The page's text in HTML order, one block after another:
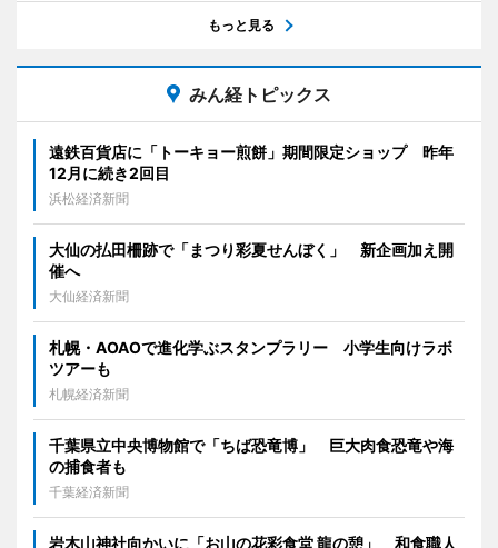
もっと見る
みん経トピックス
遠鉄百貨店に「トーキョー煎餅」期間限定ショップ 昨年
12月に続き2回目
浜松経済新聞
大仙の払田柵跡で「まつり彩夏せんぼく」 新企画加え開
催へ
大仙経済新聞
札幌・AOAOで進化学ぶスタンプラリー 小学生向けラボ
ツアーも
札幌経済新聞
千葉県立中央博物館で「ちば恐竜博」 巨大肉食恐竜や海
の捕食者も
千葉経済新聞
岩木山神社向かいに「お山の花彩食堂 龍の憩」 和食職人